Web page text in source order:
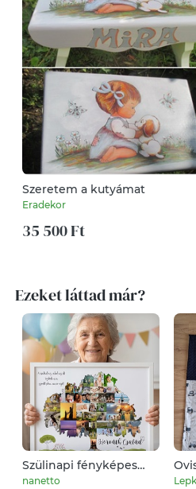
Szeretem a kutyámat
Eradekor
35 500 Ft
Ezeket láttad már?
Szülinapi fényképes
családfa poszter 60, 70,
nanetto